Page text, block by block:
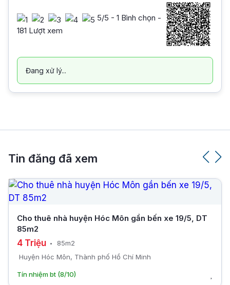
5/5 - 1 Bình chọn -
181 Lượt xem
Đang xử lý...
Tin đăng đã xem
Cho thuê nhà huyện Hóc Môn gần bến xe 19/5, DT
85m2
4 Triệu
85m2
Huyện Hóc Môn, Thành phố Hồ Chí Minh
Tín nhiệm bt (8/10)